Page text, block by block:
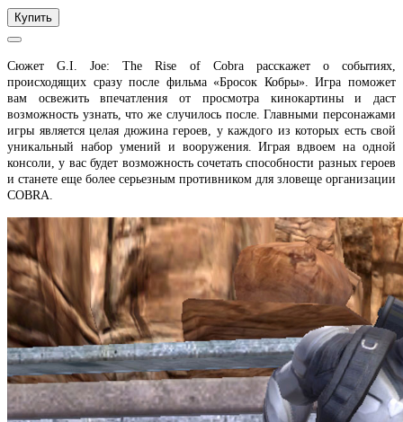
Купить
Сюжет G.I. Joe: The Rise of Cobra расскажет о событиях,
происходящих сразу после фильма «Бросок Кобры». Игра поможет
вам освежить впечатления от просмотра кинокартины и даст
возможность узнать, что же случилось после. Главными персонажами
игры является целая дюжина героев, у каждого из которых есть свой
уникальный набор умений и вооружения. Играя вдвоем на одной
консоли, у вас будет возможность сочетать способности разных героев
и станете еще более серьезным противником для зловеще организации
COBRA.